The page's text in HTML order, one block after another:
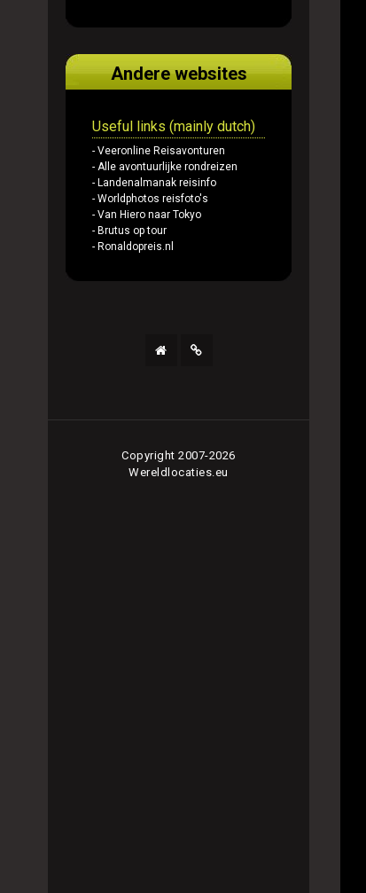
Andere websites
Useful links (mainly dutch)
- Veeronline Reisavonturen
- Alle avontuurlijke rondreizen
- Landenalmanak reisinfo
- Worldphotos reisfoto's
- Van Hiero naar Tokyo
- Brutus op tour
- Ronaldopreis.nl
Copyright 2007-2026
Wereldlocaties.eu